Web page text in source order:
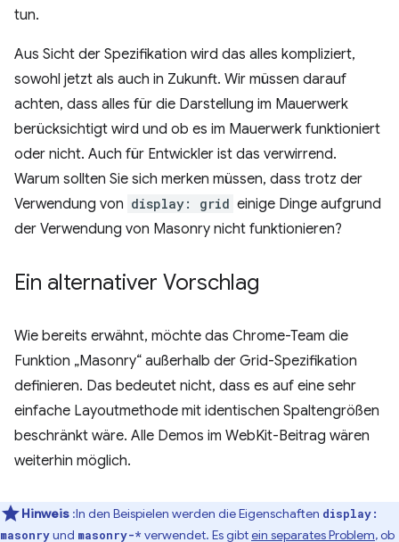
tun.
Aus Sicht der Spezifikation wird das alles kompliziert,
sowohl jetzt als auch in Zukunft. Wir müssen darauf
achten, dass alles für die Darstellung im Mauerwerk
berücksichtigt wird und ob es im Mauerwerk funktioniert
oder nicht. Auch für Entwickler ist das verwirrend.
Warum sollten Sie sich merken müssen, dass trotz der
Verwendung von display: grid einige Dinge aufgrund
der Verwendung von Masonry nicht funktionieren?
Ein alternativer Vorschlag
Wie bereits erwähnt, möchte das Chrome-Team die
Funktion „Masonry“ außerhalb der Grid-Spezifikation
definieren. Das bedeutet nicht, dass es auf eine sehr
einfache Layoutmethode mit identischen Spaltengrößen
beschränkt wäre. Alle Demos im WebKit-Beitrag wären
weiterhin möglich.
Hinweis :In den Beispielen werden die Eigenschaften display:
masonryund masonry-* verwendet. Es gibtein separates Problem, ob